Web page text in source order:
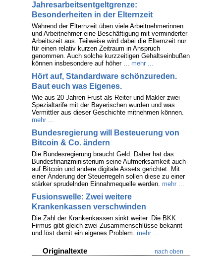
Jahresarbeitsentgeltgrenze:
Besonderheiten in der Elternzeit
Während der Elternzeit üben viele Arbeitnehmerinnen
und Arbeitnehmer eine Beschäftigung mit verminderter
Arbeitszeit aus. Teilweise wird dabei die Elternzeit nur
für einen relativ kurzen Zeitraum in Anspruch
genommen. Auch solche kurzzeitigen Gehaltseinbußen
können insbesondere auf höher ... mehr ...
Hört auf, Standardware schönzureden.
Baut euch was Eigenes.
Wie aus 20 Jahren Frust als Reiter und Makler zwei
Spezialtarife mit der Bayerischen wurden und was
Vermittler aus dieser Geschichte mitnehmen können.
mehr ...
Bundesregierung will Besteuerung von
Bitcoin & Co. ändern
Die Bundesregierung braucht Geld. Daher hat das
Bundesfinanzministerium seine Aufmerksamkeit auch
auf Bitcoin und andere digitale Assets gerichtet. Mit
einer Änderung der Steuerregeln sollen diese zu einer
stärker sprudelnden Einnahmequelle werden. mehr ...
Fusionswelle: Zwei weitere
Krankenkassen verschwinden
Die Zahl der Krankenkassen sinkt weiter. Die BKK
Firmus gibt gleich zwei Zusammenschlüsse bekannt
und löst damit ein eigenes Problem. mehr ...
Originaltexte nach oben